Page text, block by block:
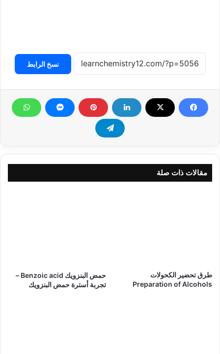
نسخ الرابط
مقالات ذات صلة
طرق تحضير الكحولات
Preparation of Alcohols
حمض البنزويك Benzoic acid –
تجربة أسترة حمض البنزويك